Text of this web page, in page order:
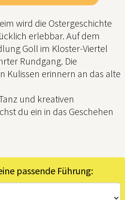
wird die Ostergeschichte
erlebbar. Auf dem
Goll im Kloster-Viertel
Rundgang. Die
Kulissen erinnern an das alte
und kreativen
du ein in das Geschehen
passende Führung: